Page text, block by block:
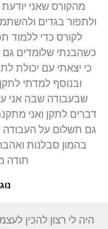
מהקורס שאני
ולתפור בגדים
לקורס כדי ללמוד
כשהבנתי שלומדים
כי יצאתי עם יכולת
ובנוסף למדתי
שבעבודה שבה אני
דברים לתקן ואני
גם תשלום על העבודה
בהמון סבלנות
תודה
היה לי רצון להכין